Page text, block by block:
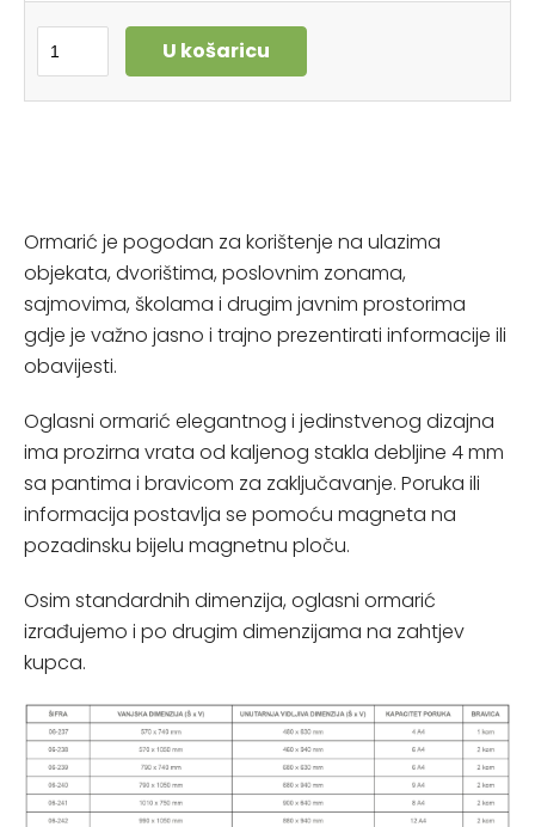
U košaricu
Ormarić je pogodan za korištenje na ulazima
objekata, dvorištima, poslovnim zonama,
sajmovima, školama i drugim javnim prostorima
gdje je važno jasno i trajno prezentirati informacije ili
obavijesti.
Oglasni ormarić elegantnog i jedinstvenog dizajna
ima prozirna vrata od kaljenog stakla debljine 4 mm
sa pantima i bravicom za zaključavanje. Poruka ili
informacija postavlja se pomoću magneta na
pozadinsku bijelu magnetnu ploču.
Osim standardnih dimenzija, oglasni ormarić
izrađujemo i po drugim dimenzijama na zahtjev
kupca.